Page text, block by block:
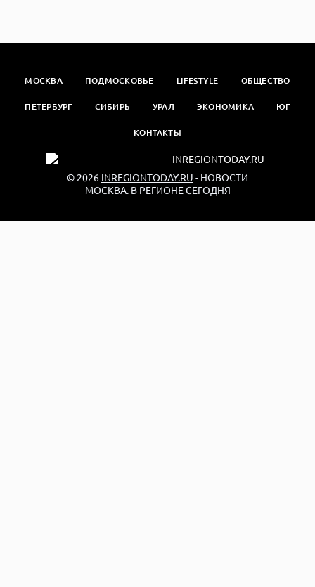
МОСКВА ПОДМОСКОВЬЕ LIFESTYLE ОБЩЕСТВО
ПЕТЕРБУРГ СИБИРЬ УРАЛ ЭКОНОМИКА ЮГ
КОНТАКТЫ
© 2026 INREGIONTODAY.RU - НОВОСТИ
МОСКВА. В РЕГИОНЕ СЕГОДНЯ